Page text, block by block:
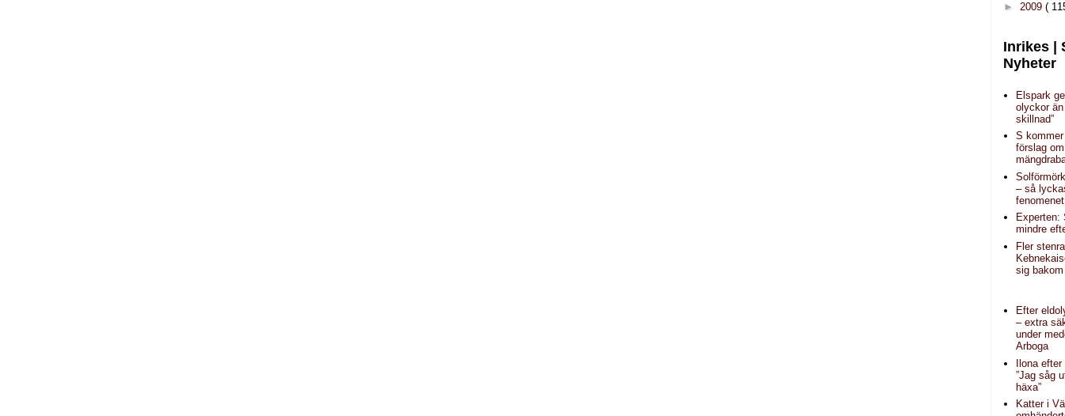
► 2009 (
Inrikes |
Nyheter
Elspark
olyckor
skillnad”
S
förslag
– så
fenomenet
Experten:
mindre
Fler
sig bakom
Efter
– extra
under
Arboga
Ilona
”Jag såg
häxa”
Katter i